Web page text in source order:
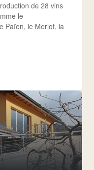
de 28 vins
le
Païen, le Merlot, la